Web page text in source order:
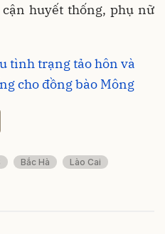
huyết thống, phụ nữ
tình trạng tảo hôn và
cho đồng bào Mông
Bắc Hà
Lào Cai